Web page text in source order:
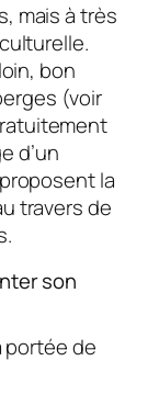
mais à très
bon
(voir
d’un
la
travers de
son
portée de